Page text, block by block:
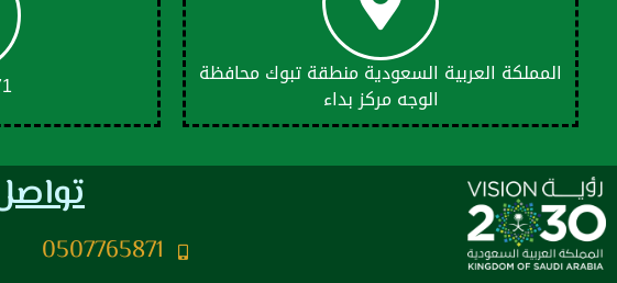
المملكة العربية السعودية منطقة تبوك محافظة
الوجه مركز بداء